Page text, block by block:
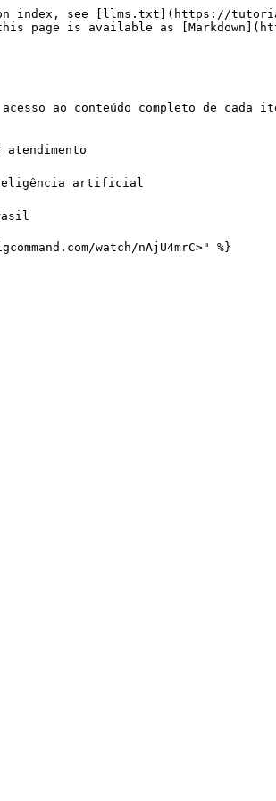
index, see [llms.txt](https://
page is available as
ao conteúdo completo de cada
atendimento
artificial